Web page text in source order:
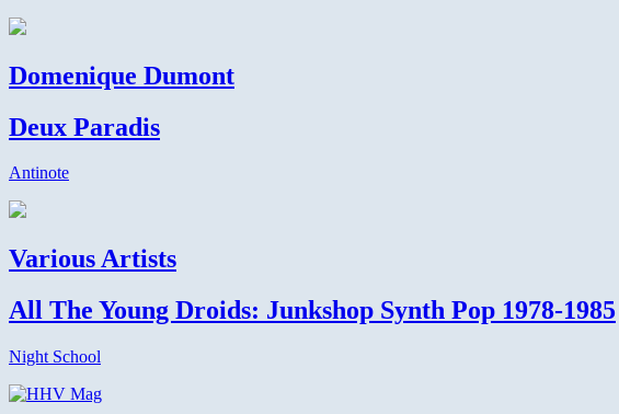
Domenique Dumont
Deux Paradis
Antinote
Various Artists
All The Young Droids: Junkshop Synth Pop 1978-1985
Night School